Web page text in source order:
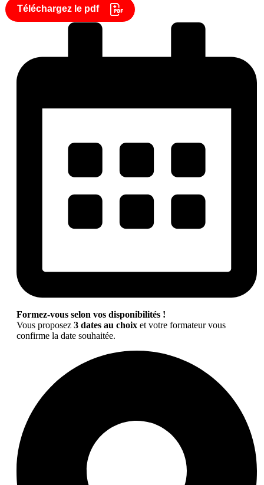
Téléchargez le pdf
Formez-vous selon vos disponibilités !
Vous proposez 3 dates au choix et votre formateur vous
confirme la date souhaitée.